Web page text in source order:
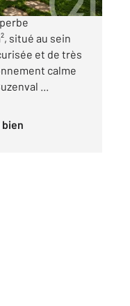
vous
situé au sein
et de très
calme
...
bien